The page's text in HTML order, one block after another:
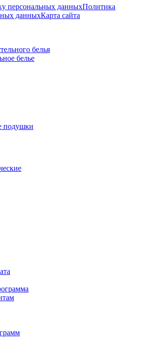
персональных данныхПолитика
данныхКарта сайта
белья
белье
подушки